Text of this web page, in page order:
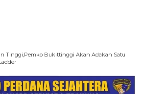
Tinggi,Pemko Bukittinggi Akan Adakan Satu